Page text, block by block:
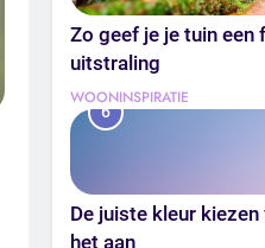
Zo geef je je tuin
uitstraling
WOONINSPIRATIE
6
De juiste kleur
het aan